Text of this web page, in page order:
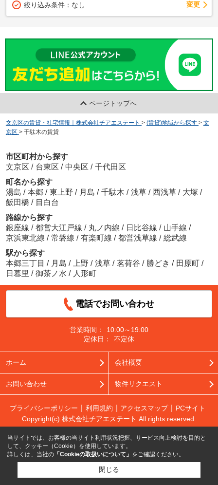
絞り込み条件： なし 変更
ページトップへ
文京区の賃貸・社宅情報｜株式会社チアエステート > (賃貸)地域から探す > 文
京区 > 千駄木の賃貸
市区町村から探す
文京区 / 台東区 / 中央区 / 千代田区
町名から探す
湯島 / 本郷 / 東上野 / 月島 / 千駄木 / 浅草 / 西浅草 / 大塚 /
飯田橋 / 目白台
路線から探す
銀座線 / 都営大江戸線 / 丸ノ内線 / 日比谷線 / 山手線 /
京浜東北線 / 常磐線 / 有楽町線 / 都営浅草線 / 総武線
駅から探す
本郷三丁目 / 月島 / 上野 / 浅草 / 茗荷谷 / 勝どき / 田原町 /
日暮里 / 御茶ノ水 / 人形町
電話でお問い合わせ
営業時間：
10:00～19:00
定休日：
不定休
ホーム 会社概要
お問い合わせ 物件リクエスト
プライバシーポリシー 利用規約 アクセスマップ
PCサイト
Copyright(c) 株式会社チアエステート All rights reserved.
当サイトでは、お客様の当サイト利用状況把握、サービス向上検討を目的と
して、クッキー（Cookie）を使用しています。
詳しくは、当社の 「Cookieの取扱いについて」 をご確認ください。
閉じる